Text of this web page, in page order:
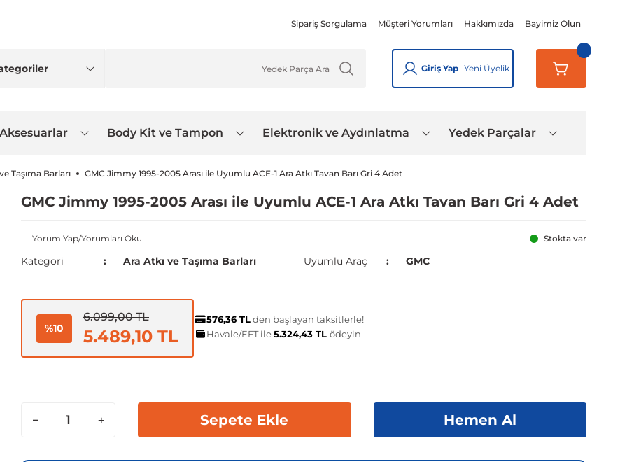
Sipariş Sorgulama Müşteri Yorumları Hakkımızda Bayimiz Olun
Giriş Yap Yeni Üyelik
Aksesuarlar Body Kit ve Tampon Elektronik ve Aydınlatma Yedek Parçalar
Taşıma Barları GMC Jimmy 1995-2005 Arası ile Uyumlu ACE-1 Ara Atkı Tavan Barı Gri 4 Adet
GMC Jimmy 1995-2005 Arası ile Uyumlu ACE-1 Ara Atkı Tavan Barı Gri 4 Adet
Yorum Yap/Yorumları Oku Stokta var
Kategori Ara Atkı ve Taşıma Barları Uyumlu Araç GMC
%10
6.099,00 TL
5.489,10 TL
576,36 TLden başlayan taksitlerle!
Havale/EFT ile5.324,43 TL ödeyin
Sepete Ekle Hemen Al